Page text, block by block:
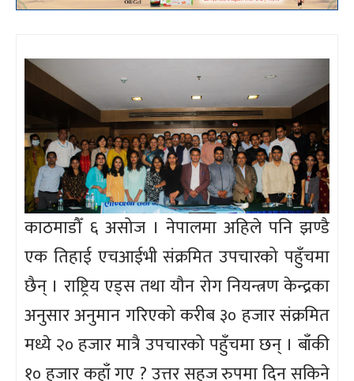
काठमाडौँ ६ असोज । नेपालमा अहिले पनि झण्डै
एक तिहाई एचआईभी संक्रमित उपचारको पहुँचमा
छैन् । राष्ट्रिय एड्स तथा यौन रोग नियन्त्रण केन्द्रका
अनुसार अनुमान गरिएको करीब ३० हजार संक्रमित
मध्ये २० हजार मात्रै उपचारको पहुँचमा छन् । बाँकी
१० हजार कहाँ गए ? उत्तर सहज रुपमा दिन सकिने